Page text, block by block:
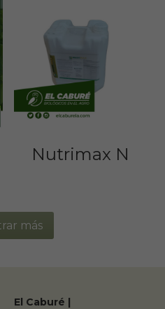
Nutrimax N
más
El Caburé |